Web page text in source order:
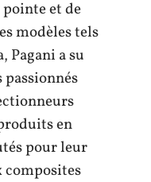
et de
modèles tels
Pagani a su
en
pour leur
composites